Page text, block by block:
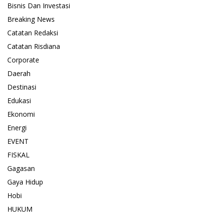
Bisnis Dan Investasi
Breaking News
Catatan Redaksi
Catatan Risdiana
Corporate
Daerah
Destinasi
Edukasi
Ekonomi
Energi
EVENT
FISKAL
Gagasan
Gaya Hidup
Hobi
HUKUM